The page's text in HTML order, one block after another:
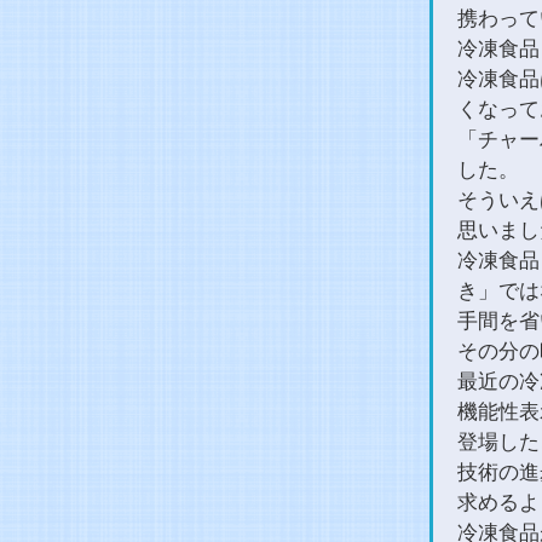
携わっ
冷凍食
冷凍食
くなっ
「チャ
した。
そうい
思いま
冷凍食
き」で
手間を
その分
最近の
機能性
登場し
技術の
求める
冷凍食